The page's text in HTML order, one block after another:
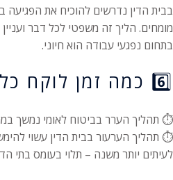
בבית הדין נדרשים להוכיח את הפגיעה
מומחים. הליך זה משפטי לכל דבר ועניין
בתחום נפגעי עבודה הוא חיוני.
6️⃣ כמה זמן לוקח כל ההליך?
⏱️ תהליך הערר בביטוח לאומי נמשך בממוצע בין
⏱️ תהליך הערעור בבית הדין עשוי
לעיתים יותר משנה – תלוי בעומס בתי